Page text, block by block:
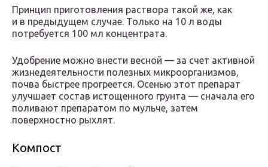
Принцип приготовления раствора такой же, как
и в предыдущем случае. Только на 10 л воды
потребуется 100 мл концентрата.
Удобрение можно внести весной — за счет активной
жизнедеятельности полезных микроорганизмов,
почва быстрее прогреется. Осенью этот препарат
улучшает состав истощенного грунта — сначала его
поливают препаратом по мульче, затем
поверхностно рыхлят.
Компост